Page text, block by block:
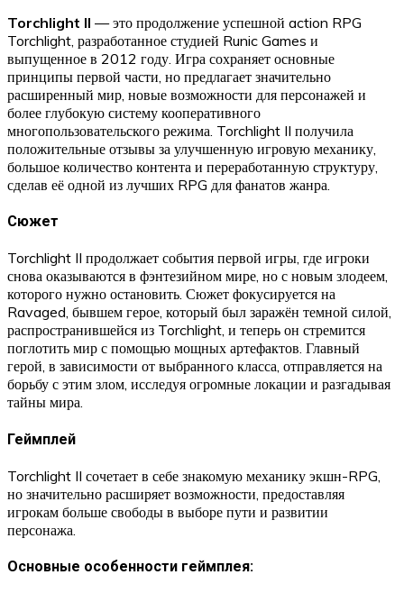
Torchlight II — это продолжение успешной action RPG
Torchlight, разработанное студией Runic Games и
выпущенное в 2012 году. Игра сохраняет основные
принципы первой части, но предлагает значительно
расширенный мир, новые возможности для персонажей и
более глубокую систему кооперативного
многопользовательского режима. Torchlight II получила
положительные отзывы за улучшенную игровую механику,
большое количество контента и переработанную структуру,
сделав её одной из лучших RPG для фанатов жанра.
Сюжет
Torchlight II продолжает события первой игры, где игроки
снова оказываются в фэнтезийном мире, но с новым злодеем,
которого нужно остановить. Сюжет фокусируется на
Ravaged, бывшем герое, который был заражён темной силой,
распространившейся из Torchlight, и теперь он стремится
поглотить мир с помощью мощных артефактов. Главный
герой, в зависимости от выбранного класса, отправляется на
борьбу с этим злом, исследуя огромные локации и разгадывая
тайны мира.
Геймплей
Torchlight II сочетает в себе знакомую механику экшн-RPG,
но значительно расширяет возможности, предоставляя
игрокам больше свободы в выборе пути и развитии
персонажа.
Основные особенности геймплея: